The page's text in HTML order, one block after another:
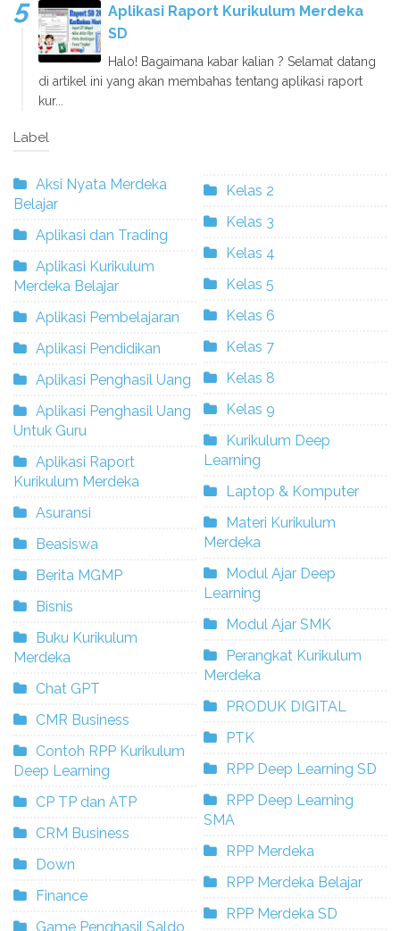
Aplikasi Raport Kurikulum Merdeka
SD
Halo! Bagaimana kabar kalian ? Selamat datang
di artikel ini yang akan membahas tentang aplikasi raport
kur...
Label
Aksi Nyata Merdeka
Belajar
Aplikasi dan Trading
Aplikasi Kurikulum
Merdeka Belajar
Aplikasi Pembelajaran
Aplikasi Pendidikan
Aplikasi Penghasil Uang
Aplikasi Penghasil Uang
Untuk Guru
Aplikasi Raport
Kurikulum Merdeka
Asuransi
Beasiswa
Berita MGMP
Bisnis
Buku Kurikulum
Merdeka
Chat GPT
CMR Business
Contoh RPP Kurikulum
Deep Learning
CP TP dan ATP
CRM Business
Down
Finance
Game Penghasil Saldo
Kelas 2
Kelas 3
Kelas 4
Kelas 5
Kelas 6
Kelas 7
Kelas 8
Kelas 9
Kurikulum Deep
Learning
Laptop & Komputer
Materi Kurikulum
Merdeka
Modul Ajar Deep
Learning
Modul Ajar SMK
Perangkat Kurikulum
Merdeka
PRODUK DIGITAL
PTK
RPP Deep Learning SD
RPP Deep Learning
SMA
RPP Merdeka
RPP Merdeka Belajar
RPP Merdeka SD